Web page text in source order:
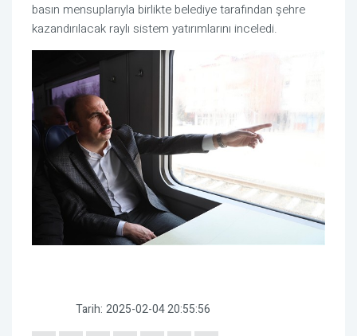
basın mensuplarıyla birlikte belediye tarafından şehre
kazandırılacak raylı sistem yatırımlarını inceledi.
Tarih: 2025-02-04 20:55:56